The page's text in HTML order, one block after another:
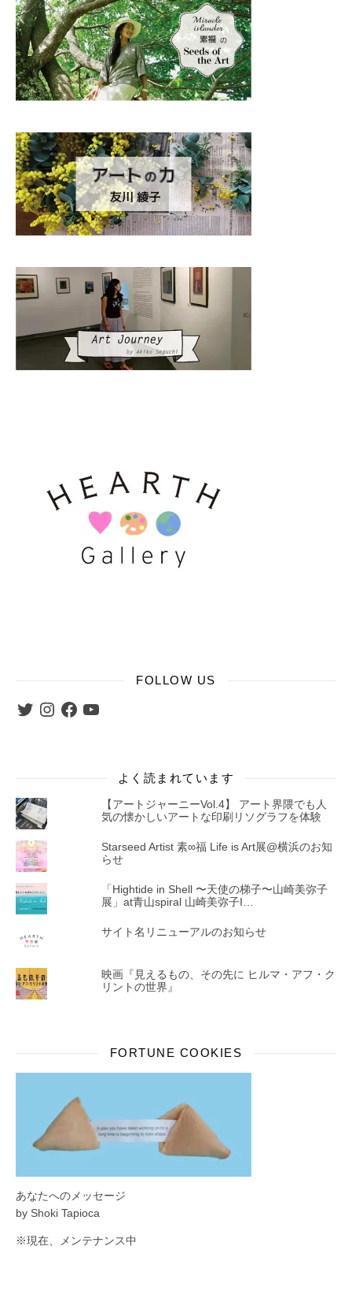
FOLLOW US
TwitterInstagram
FacebookYouTube
よく読まれています
【アートジャーニーVol.4】 アート界隈でも人
気の懐かしいアートな印刷リソグラフを体験
Starseed Artist 素∞福 Life is Art展@横浜のお知
らせ
「Hightide in Shell 〜天使の梯子〜山崎美弥子
展」at青山spiral 山崎美弥子I…
サイト名リニューアルのお知らせ
映画『見えるもの、その先に ヒルマ・アフ・ク
リントの世界』
FORTUNE COOKIES
あなたへのメッセージ
by Shoki Tapioca
※現在、メンテナンス中